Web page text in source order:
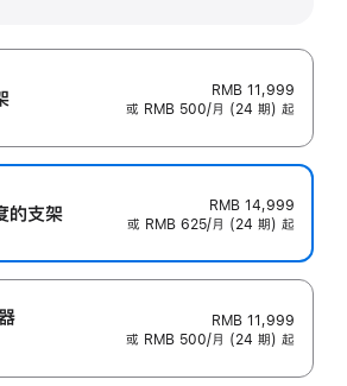
RMB 11,999
或 RMB 500/月 (24 期) 起
的支‍架
RMB 14,999
或 RMB 625/月 (24 期) 起
RMB 11,999
或 RMB 500/月 (24 期) 起